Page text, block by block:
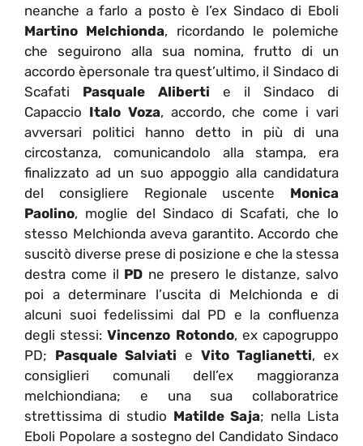
neanche a farlo a posto è l’ex Sindaco di Eboli
Martino Melchionda, ricordando le polemiche
che seguirono alla sua nomina, frutto di un
accordo èpersonale tra quest’ultimo, il Sindaco di
Scafati Pasquale Aliberti e il Sindaco di
Capaccio Italo Voza, accordo, che come i vari
avversari politici hanno detto in più di una
circostanza, comunicandolo alla stampa, era
finalizzato ad un suo appoggio alla candidatura
del consigliere Regionale uscente Monica
Paolino, moglie del Sindaco di Scafati, che lo
stesso Melchionda aveva garantito. Accordo che
suscitò diverse prese di posizione e che la stessa
destra come il PD ne presero le distanze, salvo
poi a determinare l’uscita di Melchionda e di
alcuni suoi fedelissimi dal PD e la confluenza
degli stessi:Vincenzo Rotondo, ex capogruppo
PD; Pasquale Salviati e Vito Taglianetti, ex
consiglieri comunali dell’ex maggioranza
melchiondiana; e una sua collaboratrice
strettissima di studio Matilde Saja; nella Lista
Eboli Popolare a sostegno del Candidato Sindaco